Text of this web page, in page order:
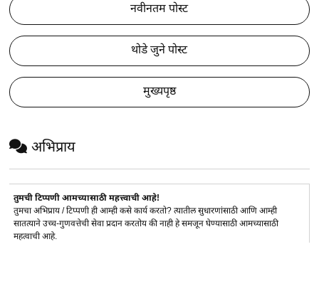
नवीनतम पोस्ट
थोडे जुने पोस्ट
मुख्यपृष्ठ
अभिप्राय
तुमची टिप्पणी आमच्यासाठी महत्त्वाची आहे!
तुमचा अभिप्राय / टिप्पणी ही आम्ही कसे कार्य करतो? त्यातील सुधारणांसाठी आणि आम्ही
सातत्याने उच्च-गुणवत्तेची सेवा प्रदान करतोय की नाही हे समजून घेण्यासाठी आमच्यासाठी
महत्वाची आहे.